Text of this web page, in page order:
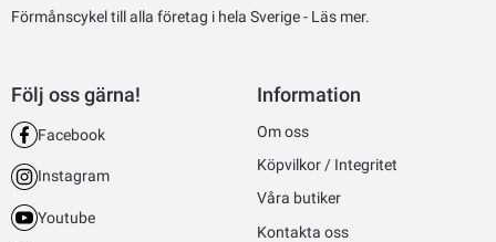
Förmånscykel till alla företag i hela Sverige - Läs mer.
Följ oss gärna!
Facebook
Instagram
Youtube
Information
Om oss
Köpvilkor / Integritet
Våra butiker
Kontakta oss